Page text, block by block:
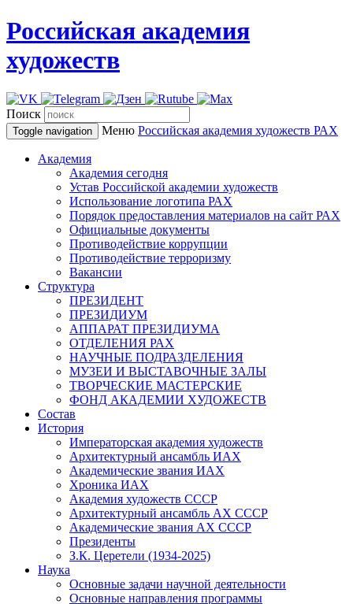
Российская академия
художеств
Поиск
Toggle navigation Меню Российская академия художеств РАХ
Академия
Академия сегодня
Устав Российской академии художеств
Использование логотипа РАХ
Порядок предоставления материалов на сайт РАХ
Официальные документы
Противодействие коррупции
Противодействие терроризму
Вакансии
Структура
ПРЕЗИДЕНТ
ПРЕЗИДИУМ
АППАРАТ ПРЕЗИДИУМА
ОТДЕЛЕНИЯ РАХ
НАУЧНЫЕ ПОДРАЗДЕЛЕНИЯ
МУЗЕИ И ВЫСТАВОЧНЫЕ ЗАЛЫ
ТВОРЧЕСКИЕ МАСТЕРСКИЕ
ФОНД АКАДЕМИИ ХУДОЖЕСТВ
Состав
История
Императорская академия художеств
Архитектурный ансамбль ИАХ
Академические звания ИАХ
Хроника ИАХ
Академия художеств СССР
Архитектурный ансамбль АХ СССР
Академические звания АХ СССР
Президенты
З.К. Церетели (1934-2025)
Наука
Основные задачи научной деятельности
Основные направления программы